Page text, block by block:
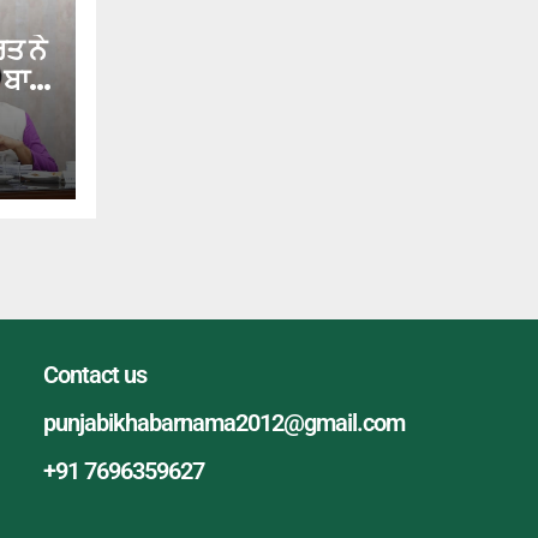
ਨੇ
Contact us
punjabikhabarnama2012@gmail.com
+91 7696359627